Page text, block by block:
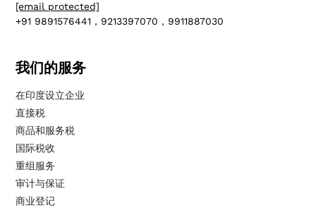
[email protected]
+91 9891576441，9213397070，9911887030
我们的服务
在印度设立企业
直接税
商品和服务税
国际税收
重组服务
审计与保证
商业登记